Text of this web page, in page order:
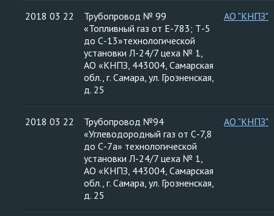
2018 03 22
Трубопровод № 99
«Топливный газ от Е-783; Т-5
до С-13»технологической
установки Л-24/7 цеха № 1,
АО «КНПЗ, 443004, Самарская
обл., г. Самара, ул. Грозненская,
д. 25
АО "КНПЗ"
2018 03 22
Трубопровод №94
«Углеводородный газ от С-7,8
до С-7а» технологической
установки Л-24/7 цеха № 1,
АО «КНПЗ, 443004, Самарская
обл., г. Самара, ул. Грозненская,
д. 25
АО "КНПЗ"